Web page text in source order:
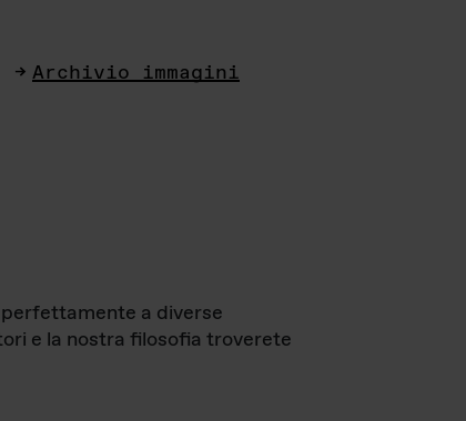
Archivio immagini
a diverse
e la nostra filosofia troverete